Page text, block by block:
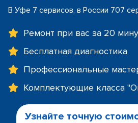
В Уфе 7 сервисов, в России 707
Ремонт при вас за 20
Бесплатная диагностика
Профессиональные
Комплектующие класса
Узнайте точную